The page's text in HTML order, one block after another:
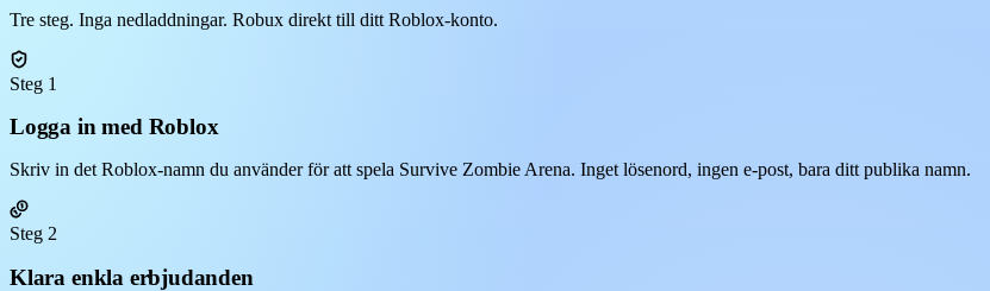
Tre steg. Inga nedladdningar. Robux direkt till ditt Roblox-konto.
Steg 1
Logga in med Roblox
Skriv in det Roblox-namn du använder för att spela Survive Zombie Arena. Inget lösenord, ingen e-post, bara ditt publika namn.
Steg 2
Klara enkla erbjudanden